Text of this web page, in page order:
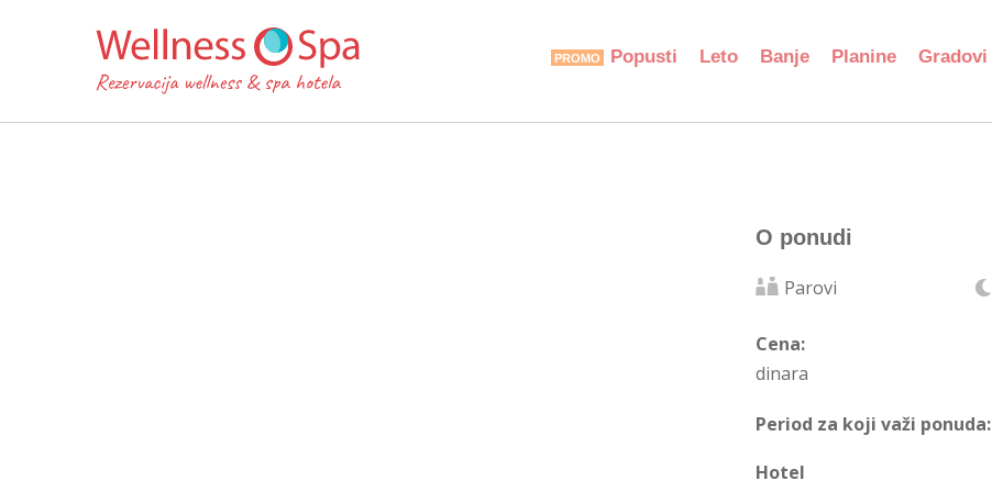
Popusti Leto Banje Planine Gradovi
O ponudi
Parovi
Cena:
dinara
Period za koji važi ponuda:
Hotel